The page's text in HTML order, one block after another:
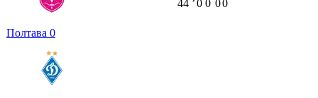
Полтава 0
44 ʼ0 0 00